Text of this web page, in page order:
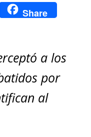
o
Share
a los
por
al